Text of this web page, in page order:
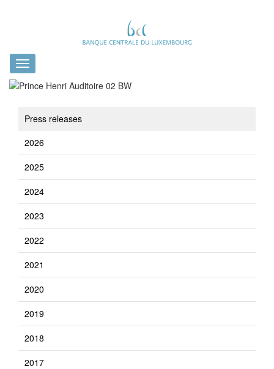
Toggle
navigation
Press releases
2026
2025
2024
2023
2022
2021
2020
2019
2018
2017